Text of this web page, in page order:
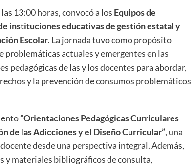
13:00 horas, convocó a los Equipos de
instituciones educativas de gestión estatal y
Escolar. La jornada tuvo como propósito
actuales y emergentes en las
pedagógicas de las y los docentes para abordar,
y la prevención de consumos problemáticos
“Orientaciones Pedagógicas Curriculares
de las Adicciones y el Diseño Curricular”, una
desde una perspectiva integral. Además,
y materiales bibliográficos de consulta,